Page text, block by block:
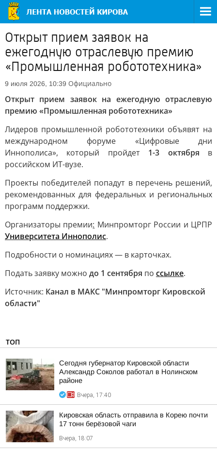
Открыт прием заявок на
ежегодную отраслевую премию
«Промышленная робототехника»
9 июля 2026, 10:39 Официально
Открыт прием заявок на ежегодную отраслевую
премию «Промышленная робототехника»
Лидеров промышленной робототехники объявят на
международном форуме «Цифровые дни
Иннополиса», который пройдет 1-3 октября в
российском ИТ-вузе.
Проекты победителей попадут в перечень решений,
рекомендованных для федеральных и региональных
программ поддержки.
Организаторы премии: Минпромторг России и ЦРПР
Университета Иннополис.
Подробности о номинациях — в карточках.
Подать заявку можно до 1 сентября по ссылке.
Источник: Канал в МАКС "Минпромторг Кировской
области"
ТОП
Сегодня губернатор Кировской области
Александр Соколов работал в Нолинском
районе
Вчера, 17:40
Кировская область отправила в Корею почти
17 тонн берёзовой чаги
Вчера, 18:07